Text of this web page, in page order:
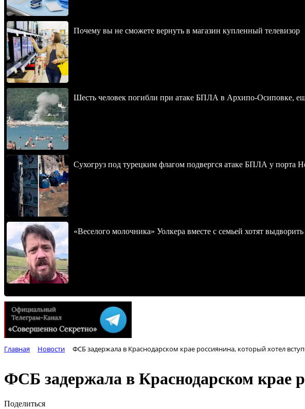
Почему вы не сможете вернуть в магазин купленный телевизор
Шесть человек погибли при атаке БПЛА в Архипо-Осиповке,
Сухогруз под турецким флагом подвергся атаке БПЛА у порта
«Веселого молочника» Уолкера вместе с семьей хотят
Главная Новости ФСБ задержала в Краснодарском крае россиянина, который хотел
ФСБ задержала в Краснодарском крае
Поделиться